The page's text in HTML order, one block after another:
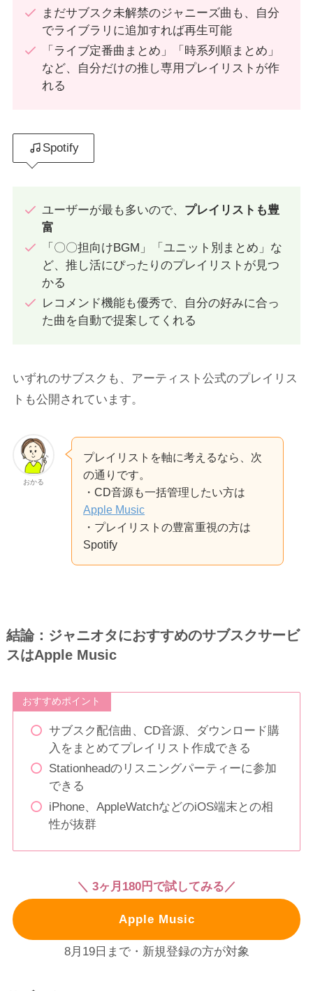
まだサブスク未解禁のジャニーズ曲も、自分
でライブラリに追加すれば再生可能
「ライブ定番曲まとめ」「時系列順まとめ」
など、自分だけの推し専用プレイリストが作
れる
Spotify
ユーザーが最も多いので、 プレイリストも豊
富
「〇〇担向けBGM」「ユニット別まとめ」な
ど、推し活にぴったりのプレイリストが見つ
かる
レコメンド機能も優秀で、自分の好みに合っ
た曲を自動で提案してくれる
いずれのサブスクも、アーティスト公式のプレイリス
トも公開されています。
おかる
プレイリストを軸に考えるなら、次
の通りです。
・CD音源も一括管理したい方は
Apple Music
・プレイリストの豊富重視の方は
Spotify
結論：ジャニオタにおすすめのサブスクサービ
スはApple Music
おすすめポイント
サブスク配信曲、CD音源、ダウンロード購
入をまとめてプレイリスト作成できる
Stationheadのリスニングパーティーに参加
できる
iPhone、AppleWatchなどのiOS端末との相
性が抜群
＼ 3ヶ月180円で試してみる／
Apple Music
8月19日まで・新規登録の方が対象